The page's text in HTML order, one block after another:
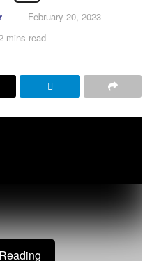
February 20, 2023
mins read